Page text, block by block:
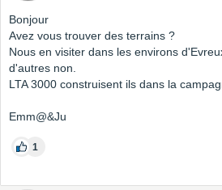
Bonjour
Avez vous trouver des terrains ?
Nous en visiter dans les environs
d'autres non.
LTA 3000 construisent ils dans la
Emm@&Ju
1